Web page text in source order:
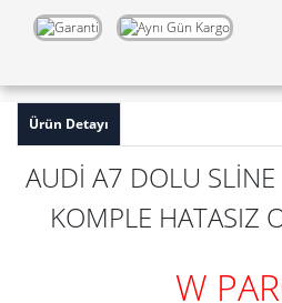
Ürün Detayı
AUDİ A7 DOLU
KOMPLE HATASIZ
W